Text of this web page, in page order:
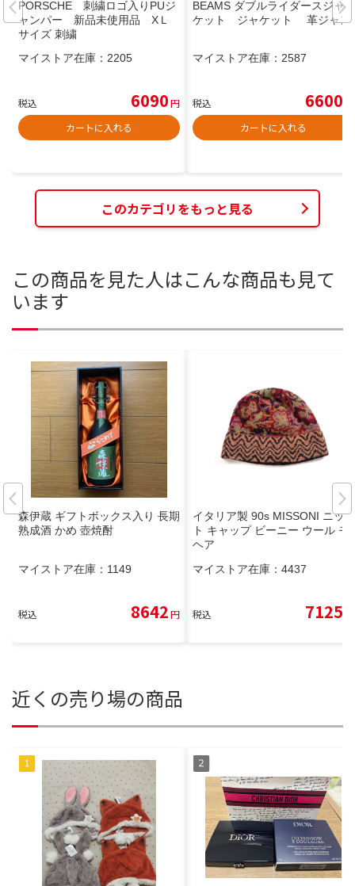
PORSCHE 刺繍ロゴ入りPUジ
ャンパー 新品未使用品 XＬ
サイズ 刺繍
マイストア在庫： 2205
税込 6090円
カートに入れる
BEAMS ダブルライダースジャ
ケット ジャケット 革ジャン
マイストア在庫： 2587
税込 6600
カートに入れる
このカテゴリをもっと見る
この商品を見た人はこんな商品も見て
います
森伊蔵 ギフトボックス入り 長期
熟成酒 かめ 壺焼酎
マイストア在庫： 1149
税込 8642円
イタリア製 90s MISSONI ニッ
ト キャップ ビーニー ウール モ
ヘア
マイストア在庫： 4437
税込 7125
近くの売り場の商品